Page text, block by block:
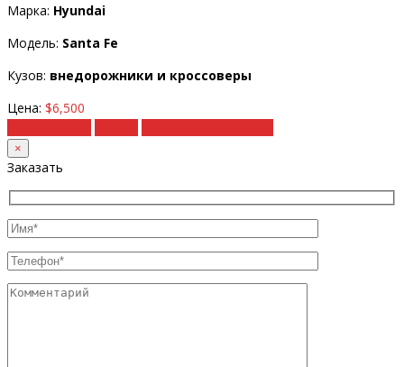
Марка: Hyundai
Модель: Santa Fe
Кузов: внедорожники и кроссоверы
Цена: $6,500
×
Заказать